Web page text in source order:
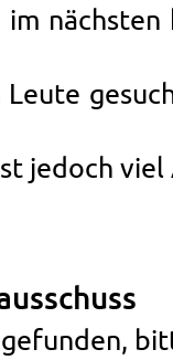
Leute
je­doch